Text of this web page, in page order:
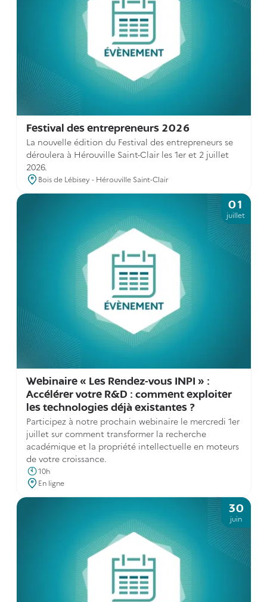
Festival des entrepreneurs 2026
La nouvelle édition du Festival des entrepreneurs se
déroulera à Hérouville Saint-Clair les 1er et 2 juillet
2026.
Bois de Lébisey - Hérouville Saint-Clair
Webinaire « Les Rendez-vous INPI » :
Accélérer votre R&D : comment exploiter
les technologies déjà existantes ?
Participez à notre prochain webinaire le mercredi 1er
juillet sur comment transformer la recherche
académique et la propriété intellectuelle en moteurs
de votre croissance.
10h
En ligne
01
juillet
30
juin